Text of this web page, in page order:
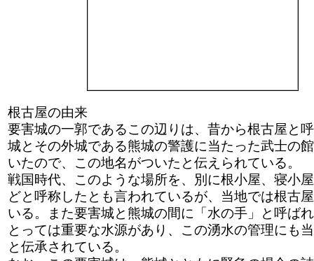
根古屋の由来
要害城の一郭であるこの辺りは、昔から根古屋と
城とその外城である熊城の警護に当たった武士の
いたので、この地名がついたと伝えられている。
戦国時代、このような場所を、別に根小屋、寝小
どと呼称したとも言われているが、当地では根古
いる。また要害城と熊城の間に「水の手」と呼ば
とっては重要な水源があり、この湧水の管理にも
と伝承されている。